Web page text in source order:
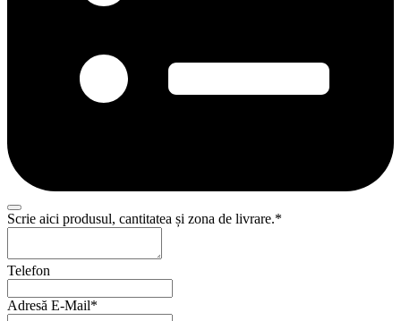
Scrie aici produsul, cantitatea și zona de livrare.*
Telefon
Adresă E-Mail*